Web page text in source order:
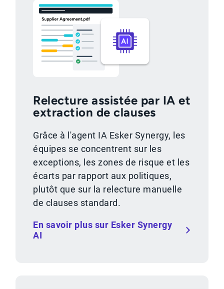
Relecture assistée par IA et
extraction de clauses
Grâce à l'agent IA Esker Synergy, les
équipes se concentrent sur les
exceptions, les zones de risque et les
écarts par rapport aux politiques,
plutôt que sur la relecture manuelle
de clauses standard.
En savoir plus sur Esker Synergy
AI